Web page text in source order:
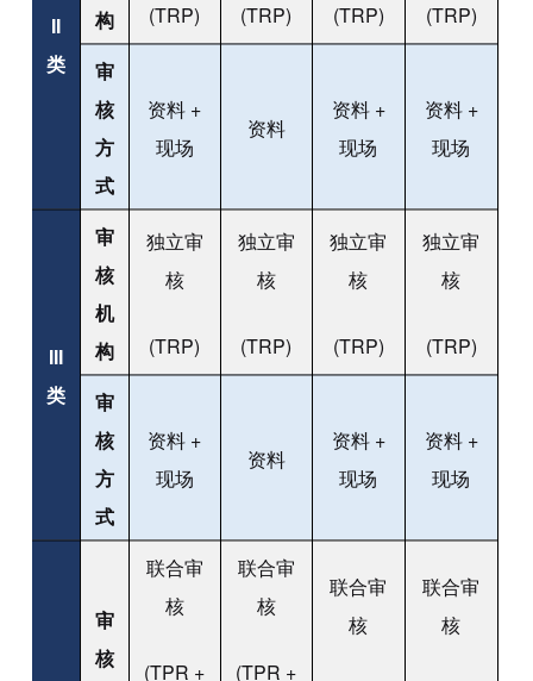
II
类
构
(TRP) (TRP) (TRP) (TRP)
审
核
方
式
资料 +
现场
资料
资料 +
现场
资料 +
现场
III
类
审
核
机
构
独立审
核
(TRP)
独立审
核
(TRP)
独立审
核
(TRP)
独立审
核
(TRP)
审
核
方
式
资料 +
现场
资料
资料 +
现场
资料 +
现场
审
核
联合审
核
(TPR +
联合审
核
(TPR +
联合审
核
联合审
核